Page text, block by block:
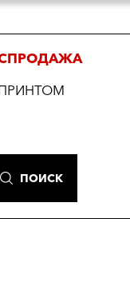
ПОИСК